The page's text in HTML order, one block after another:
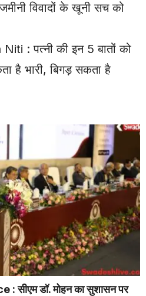
विवादों के खूनी सच को
: पत्नी की इन 5 बातों को
है भारी, बिगड़ सकता है
डॉ. मोहन का सुशासन पर